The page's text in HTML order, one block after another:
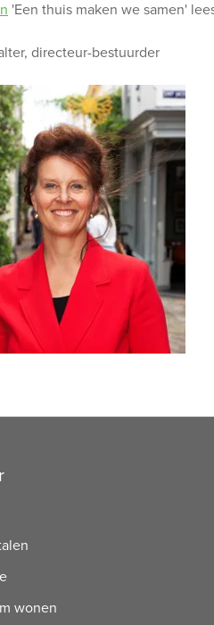
'Een thuis maken we samen'
directeur-bestuurder
wonen